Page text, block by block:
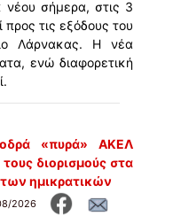
νέου σήμερα, στις 3
τις εξόδους του
Λάρνακας. Η νέα
ενώ διαφορετική
«πυρά» ΑΚΕΛ
τους διορισμούς στα
ημικρατικών
2026